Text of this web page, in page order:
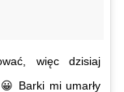
więc dzisiaj
Barki mi umarły